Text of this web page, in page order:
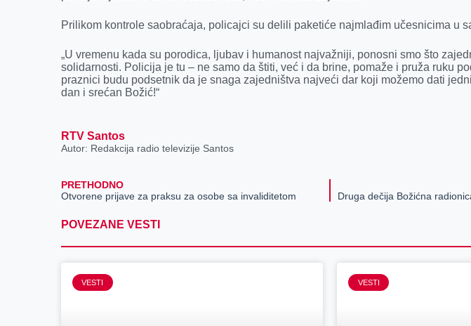
k
e
r
n
p
Prilikom kontrole saobraćaja, policajci su delili paketiće najmlađim učesnicima u
„U vremenu kada su porodica, ljubav i humanost najvažniji, ponosni smo što
solidarnosti. Policija je tu – ne samo da štiti, već i da brine, pomaže i pruža ruku
praznici budu podsetnik da je snaga zajedništva najveći dar koji možemo dati
dan i srećan Božić!“
RTV Santos
Autor: Redakcija radio televizije Santos
PRETHODNO
Otvorene prijave za praksu za osobe sa invaliditetom
POVEZANE VESTI
VESTI VESTI